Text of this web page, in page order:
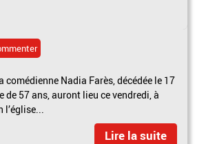
comédienne Nadia Farès, décédée le 17
de 57 ans, auront lieu ce vendredi, à
l’église...
Lire la suite